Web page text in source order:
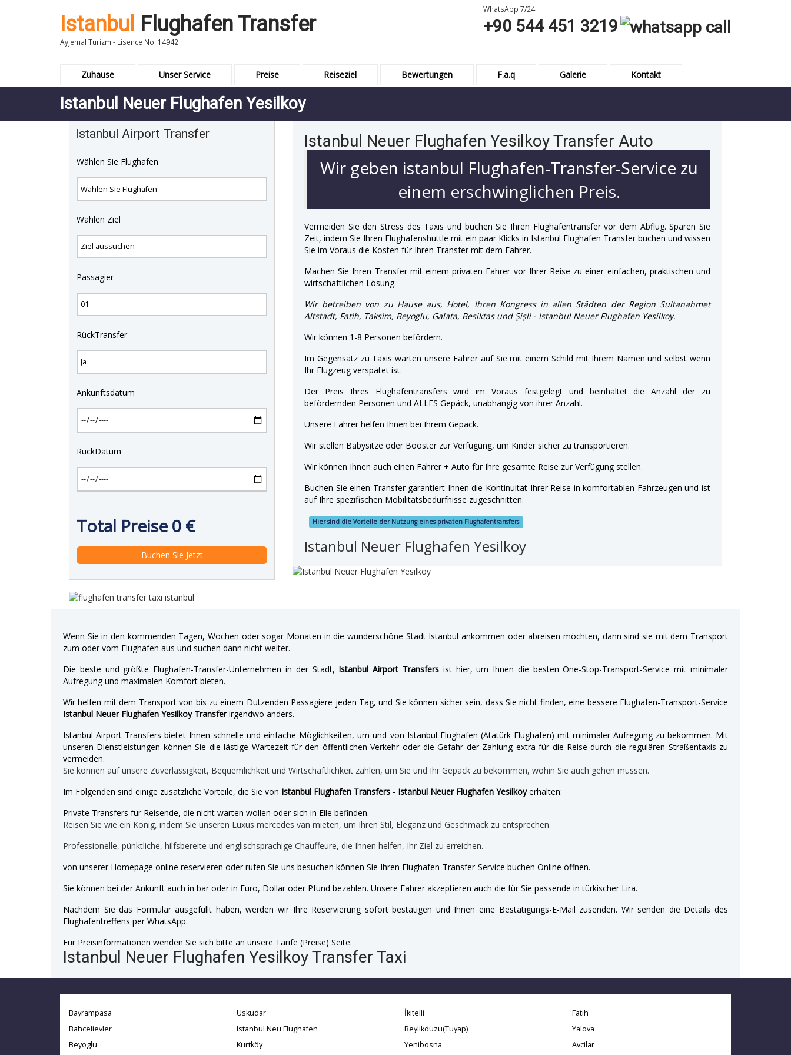
Istanbul Flughafen Transfer
Ayjemal Turizm - Lisence No: 14942
WhatsApp 7/24
+90 544 451 3219
Zuhause Unser Service Preise Reiseziel Bewertungen F.a.q Galerie Kontakt
Istanbul Neuer Flughafen Yesilkoy
Istanbul Airport Transfer
Wählen Sie Flughafen
Wählen Ziel
Passagier
RückTransfer
Ankunftsdatum
RückDatum
Total Preise0 €
Istanbul Neuer Flughafen Yesilkoy Transfer Auto
Wir geben istanbul Flughafen-Transfer-Service zu
einem erschwinglichen Preis.
Vermeiden Sie den Stress des Taxis und buchen Sie Ihren Flughafentransfer vor dem Abflug. Sparen Sie
Zeit, indem Sie Ihren Flughafenshuttle mit ein paar Klicks in Istanbul Flughafen Transfer buchen und wissen
Sie im Voraus die Kosten für Ihren Transfer mit dem Fahrer.
Machen Sie Ihren Transfer mit einem privaten Fahrer vor Ihrer Reise zu einer einfachen, praktischen und
wirtschaftlichen Lösung.
Wir betreiben von zu Hause aus, Hotel, Ihren Kongress in allen Städten der Region Sultanahmet
Altstadt, Fatih, Taksim, Beyoglu, Galata, Besiktas und Şişli - Istanbul Neuer Flughafen Yesilkoy.
Wir können 1-8 Personen befördern.
Im Gegensatz zu Taxis warten unsere Fahrer auf Sie mit einem Schild mit Ihrem Namen und selbst wenn
Ihr Flugzeug verspätet ist.
Der Preis Ihres Flughafentransfers wird im Voraus festgelegt und beinhaltet die Anzahl der zu
befördernden Personen und ALLES Gepäck, unabhängig von ihrer Anzahl.
Unsere Fahrer helfen Ihnen bei Ihrem Gepäck.
Wir stellen Babysitze oder Booster zur Verfügung, um Kinder sicher zu transportieren.
Wir können Ihnen auch einen Fahrer + Auto für Ihre gesamte Reise zur Verfügung stellen.
Buchen Sie einen Transfer garantiert Ihnen die Kontinuität Ihrer Reise in komfortablen Fahrzeugen und ist
auf Ihre spezifischen Mobilitätsbedürfnisse zugeschnitten.
Hier sind die Vorteile der Nutzung eines privaten Flughafentransfers
Istanbul Neuer Flughafen Yesilkoy
Wenn Sie in den kommenden Tagen, Wochen oder sogar Monaten in die wunderschöne Stadt Istanbul ankommen oder abreisen möchten, dann sind sie mit dem Transport
zum oder vom Flughafen aus und suchen dann nicht weiter.
Die beste und größte Flughafen-Transfer-Unternehmen in der Stadt, Istanbul Airport Transfersist hier, um Ihnen die besten One-Stop-Transport-Service mit minimaler
Aufregung und maximalen Komfort bieten.
Wir helfen mit dem Transport von bis zu einem Dutzenden Passagiere jeden Tag, und Sie können sicher sein, dass Sie nicht finden, eine bessere Flughafen-Transport-Service
Istanbul Neuer Flughafen Yesilkoy Transferirgendwo anders.
Istanbul Airport Transfers bietet Ihnen schnelle und einfache Möglichkeiten, um und von Istanbul Flughafen (Atatürk Flughafen) mit minimaler Aufregung zu bekommen. Mit
unseren Dienstleistungen können Sie die lästige Wartezeit für den öffentlichen Verkehr oder die Gefahr der Zahlung extra für die Reise durch die regulären Straßentaxis zu
vermeiden.
Sie können auf unsere Zuverlässigkeit, Bequemlichkeit und Wirtschaftlichkeit zählen, um Sie und Ihr Gepäck zu bekommen, wohin Sie auch gehen müssen.
Im Folgenden sind einige zusätzliche Vorteile, die Sie von Istanbul Flughafen Transfers - Istanbul Neuer Flughafen Yesilkoyerhalten:
Private Transfers für Reisende, die nicht warten wollen oder sich in Eile befinden.
Reisen Sie wie ein König, indem Sie unseren Luxus mercedes van mieten, um Ihren Stil, Eleganz und Geschmack zu entsprechen.
Professionelle, pünktliche, hilfsbereite und englischsprachige Chauffeure, die Ihnen helfen, Ihr Ziel zu erreichen.
von unserer Homepage online reservieren oder rufen Sie uns besuchen können Sie Ihren Flughafen-Transfer-Service buchen Online öffnen.
Sie können bei der Ankunft auch in bar oder in Euro, Dollar oder Pfund bezahlen. Unsere Fahrer akzeptieren auch die für Sie passende in türkischer Lira.
Nachdem Sie das Formular ausgefüllt haben, werden wir Ihre Reservierung sofort bestätigen und Ihnen eine Bestätigungs-E-Mail zusenden. Wir senden die Details des
Flughafentreffens per WhatsApp.
Für Preisinformationen wenden Sie sich bitte an unsere Tarife (Preise) Seite.
Istanbul Neuer Flughafen Yesilkoy Transfer Taxi
Bayrampasa
Bahcelievler
Beyoglu
Uskudar
Istanbul Neu Flughafen
Kurtköy
İkitelli
Beylikduzu(Tuyap)
Yenibosna
Fatih
Yalova
Avcilar